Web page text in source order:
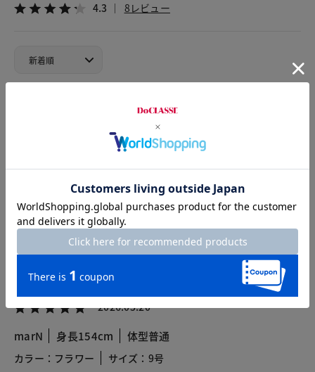
4.3 8レビュー
身長164cm 体型大柄
サイズ：11号
私は、超長綿・インナーキャミワンピース／100cm丈のベージ
ュを
下に着ていますが
キャミワンピース／100cm丈のネイビーでも、良いかも。
2026.05.20
marN 身長154cm 体型普通
カラー：フラワー
サイズ：9号